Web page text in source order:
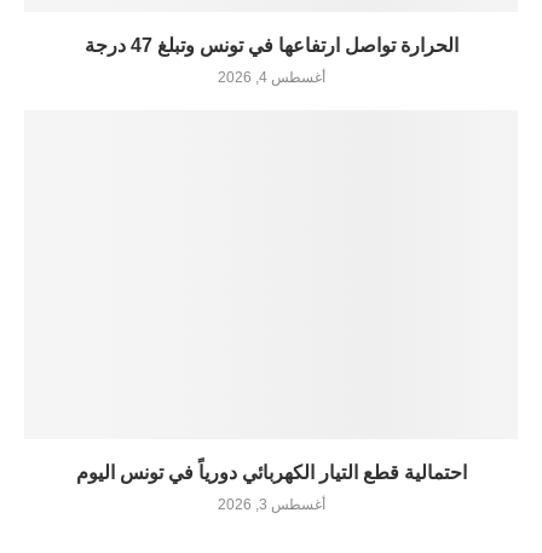
الحرارة تواصل ارتفاعها في تونس وتبلغ 47 درجة
أغسطس 4, 2026
احتمالية قطع التيار الكهربائي دورياً في تونس اليوم
أغسطس 3, 2026